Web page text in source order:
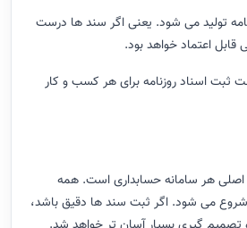
تولید می شود. یعنی اگر سند ها درست
اعتماد خواهد بود.
اسناد روزنامه برای هر کسب و کار
اصلی هر سامانه حسابداری است. همه
شروع می شود. اگر ثبت سند ها دقیق باشد،